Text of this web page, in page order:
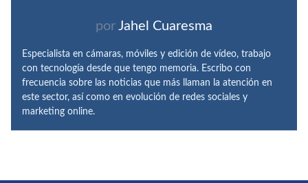
por Jahel Cuaresma
Especialista en cámaras, móviles y edición de vídeo, trabajo
con tecnología desde que tengo memoria. Escribo con
frecuencia sobre las noticias que más llaman la atención en
este sector, así como en evolución de redes sociales y
marketing online.